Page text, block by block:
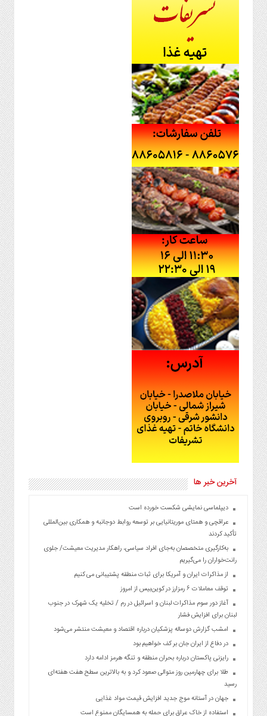
آخرین خبر ها
دیپلماسی نمایشی شکست خورده است
عراقچی و همتای موریتانیایی بر توسعه روابط دوجانبه و همکاری بین‌المللی
تأکید کردند
به‌کارگیری متخصصان به‌جای افراد سیاسی، راهکار مدیریت معیشت/ جلوی
رانت‌خواران را می‌گیریم
از مذاکرات ایران و آمریکا برای ثبات منطقه پشتیبانی می کنیم
توقف معاملات ۶ رمزارز در کوین‌بیس از امروز
آغاز دور سوم مذاکرات لبنان و اسرائیل در رم / تخلیه یک شهرک در جنوب
لبنان برای افزایش فشار
امشب گزارش دوساله پزشکیان درباره اقتصاد و معیشت منتشر می‌شود
در دفاع از ایران جان بر کف خواهیم بود
رایزنی پاکستان درباره بحران منطقه و تنگه هرمز ادامه دارد
طلا برای چهارمین روز متوالی صعود کرد و به بالاترین سطح هفت هفته‌ای
رسید
جهان در آستانه موج جدید افزایش قیمت مواد غذایی
استفاده از خاک عراق برای حمله به همسایگان ممنوع است